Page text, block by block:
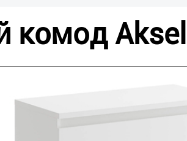
комод